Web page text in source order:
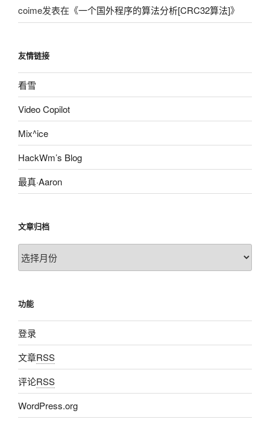
coime发表在《一个国外程序的算法分析[CRC32算法]》
友情链接
看雪
Video Copilot
Mix^ice
HackWm’s Blog
最真·Aaron
文章归档
文
章
功能
登录
文章RSS
评论RSS
WordPress.org